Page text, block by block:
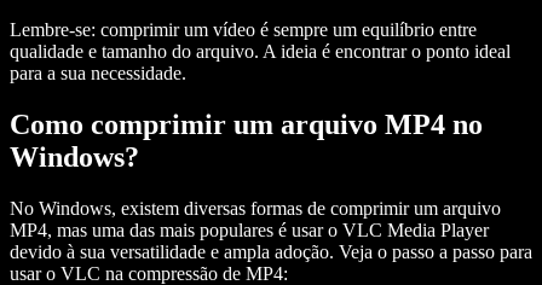
Lembre-se: comprimir um vídeo é sempre um equilíbrio entre
qualidade e tamanho do arquivo. A ideia é encontrar o ponto ideal
para a sua necessidade.
Como comprimir um arquivo MP4 no
Windows?
No Windows, existem diversas formas de comprimir um arquivo
MP4, mas uma das mais populares é usar o VLC Media Player
devido à sua versatilidade e ampla adoção. Veja o passo a passo para
usar o VLC na compressão de MP4: